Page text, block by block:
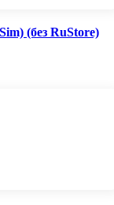
(без RuStore)